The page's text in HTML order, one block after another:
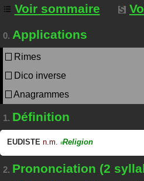
Voir sommaire
0. Applications
Rimes
Dico inverse
Anagrammes
1. Définition
EUDISTE n.m. #Religion
2. Prononciation (2